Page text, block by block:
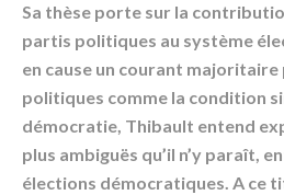
Sa thèse porte sur la
partis politiques au système
en cause un courant
politiques comme la condition
démocratie, Thibault entend
plus ambiguës qu’il n’y paraît,
élections démocratiques. A ce